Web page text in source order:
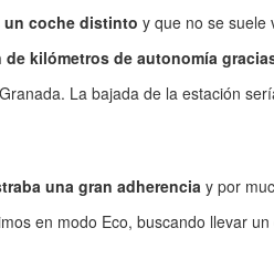
un coche distinto y que no se suele
kilómetros de autonomía
La bajada de la estación
una gran adherencia y por
en modo Eco, buscando llevar